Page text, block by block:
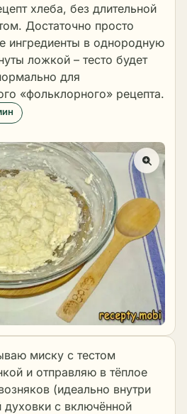
хлеба, без длительной
Достаточно просто
ингредиенты в однородную
ложкой – тесто будет
для
«фольклорного» рецепта.
миску с тестом
и отправляю в тёплое
(идеально внутри
с включённой